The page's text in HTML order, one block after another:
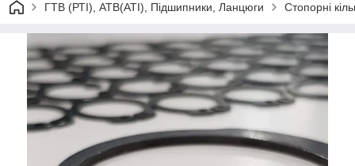
ГТВ (РТI), АТВ(АТI), Пiдшипники, Ланцюги Стопорні